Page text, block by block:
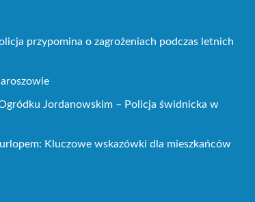
przypomina o zagrożeniach podczas letnich
Jordanowskim – Policja świdnicka w
Kluczowe wskazówki dla mieszkańców